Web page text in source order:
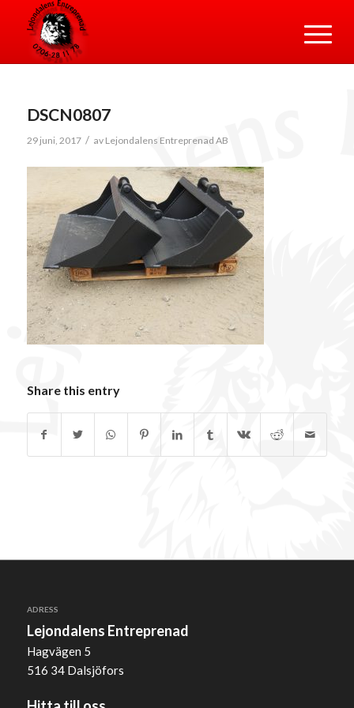
DSCN0807
29 juni, 2017 / av Lejondalens Entreprenad AB
Share this entry
ADRESS
Lejondalens Entreprenad
Hagvägen 5
516 34 Dalsjöfors